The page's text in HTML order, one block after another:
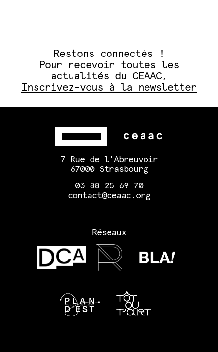
Restons connectés !
Pour recevoir toutes les
actualités du CEAAC,
Inscrivez-vous à la newsletter
7 Rue de l'Abreuvoir
67000 Strasbourg
03 88 25 69 70
contact@ceaac.org
Réseaux